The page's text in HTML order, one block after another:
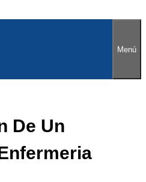
Menú
De Un